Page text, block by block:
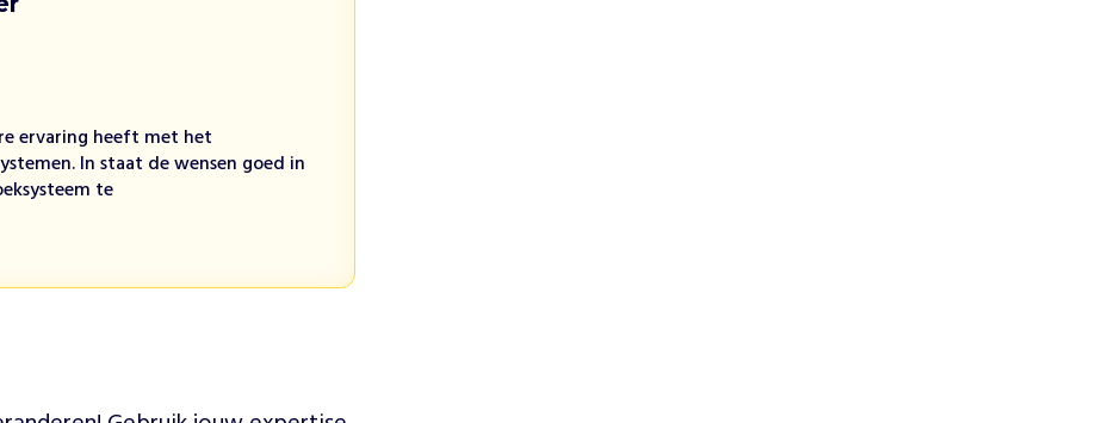
ervaring heeft met het
In staat de wensen goed in
te